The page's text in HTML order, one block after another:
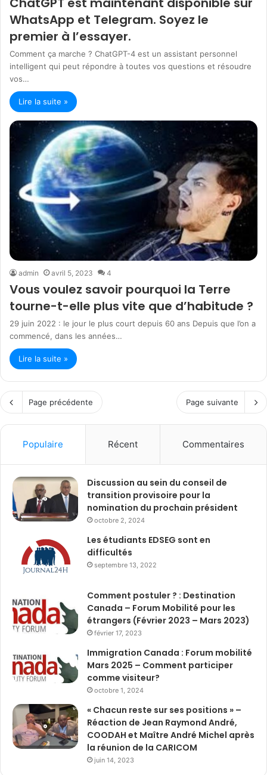
WhatsApp et Telegram. Soyez le
premier à l’essayer.
Comment ça marche ? ChatGPT-4 est un assistant personnel
intelligent qui peut répondre à toutes vos questions et résoudre
vos…
Lire la suite »
admin avril 5, 2023 4
Vous voulez savoir pourquoi la Terre
tourne-t-elle plus vite que d’habitude ?
29 juin 2022 : le jour le plus court depuis 60 ans Depuis que l’on a
commencé, dans les années…
Lire la suite »
Page précédente Page suivante
Populaire Récent Commentaires
Discussion au sein du conseil de
transition provisoire pour la
nomination du prochain président
octobre 2, 2024
Les étudiants EDSEG sont en
difficultés
septembre 13, 2022
Comment postuler ? : Destination
Canada – Forum Mobilité pour les
étrangers (Février 2023 – Mars 2023)
février 17, 2023
Immigration Canada : Forum mobilité
Mars 2025 – Comment participer
comme visiteur?
octobre 1, 2024
« Chacun reste sur ses positions » –
Réaction de Jean Raymond André,
COODAH et Maître André Michel après
la réunion de la CARICOM
juin 14, 2023